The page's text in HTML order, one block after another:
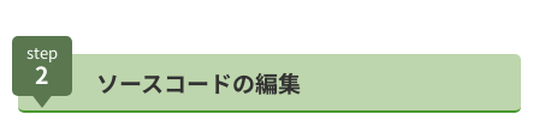
step
2 ソースコードの編集